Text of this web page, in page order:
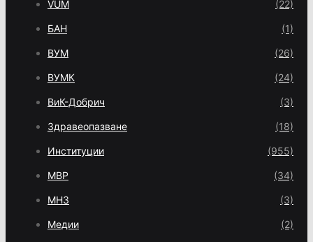
VUM (22)
БАН (1)
ВУМ (26)
ВУМК (24)
ВиК-Добрич (3)
Здравеопазване (18)
Институции (955)
МВР (34)
МНЗ (3)
Медии (2)